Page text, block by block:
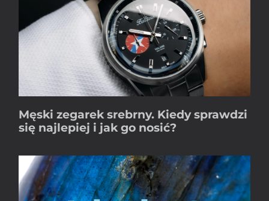
Męski zegarek srebrny. Kiedy sprawdzi
się najlepiej i jak go nosić?